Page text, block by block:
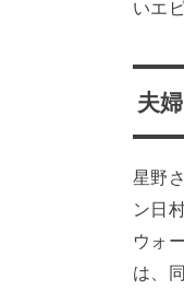
いエ
夫
星野
ン日
ウォ
は、